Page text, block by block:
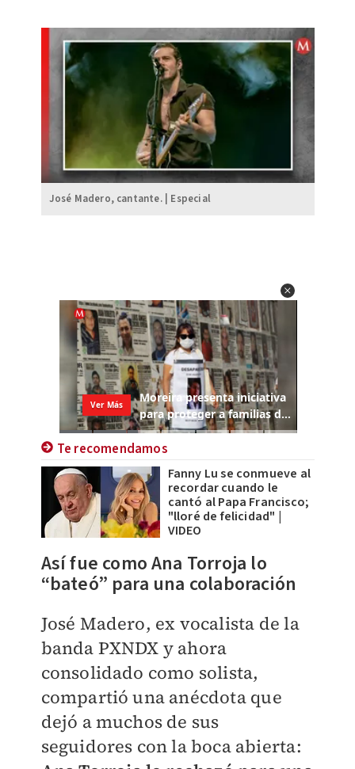
José Madero, cantante. | Especial
Te recomendamos
Fanny Lu se conmueve al
recordar cuando le
cantó al Papa Francisco;
"lloré de felicidad" |
VIDEO
Así fue como Ana Torroja lo
“bateó” para una colaboración
José Madero, ex vocalista de la
banda PXNDX y ahora
consolidado como solista,
compartió una anécdota que
dejó a muchos de sus
seguidores con la boca abierta: